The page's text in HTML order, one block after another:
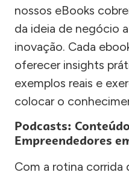
nossos eBooks
da ideia de negócio
inovação. Cada
oferecer insights
exemplos reais e
colocar o
Podcasts:
Empreendedores
Com a rotina corrida